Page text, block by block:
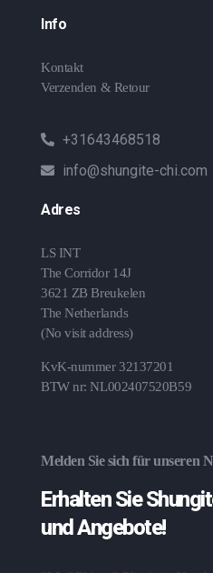
Info
Kontakt
Verzenden & Retour
+31643468518
info@shungite-chi.com
Adres
LS INT
The Corridor 14J
3621 ZB Breukelen
The Netherlands
(No visit address)
KvK-nummer 32137201
BTW nr: NL002407520B59
Melden Sie sich für unseren
Erhalten Sie
und Angebote!